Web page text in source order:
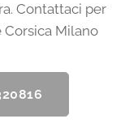
Contattaci per
Milano